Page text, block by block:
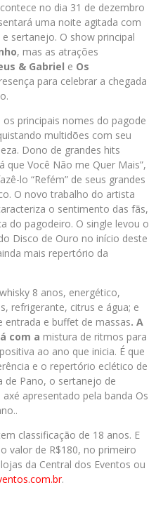
no dia 31 de dezembro
uma noite agitada com
sertanejo. O show principal
, mas as atrações
& Gabriel e Os
para celebrar a chegada
principais nomes do pagode
multidões com seu
Dono de grandes hits
que Você Não me Quer Mais”,
lo “Refém” de seus grandes
O novo trabalho do artista
o sentimento das fãs,
do pagodeiro. O single levou o
Disco de Ouro no início deste
mais repertório da
8 anos, energético,
refrigerante, citrus e água; e
e buffet de massas. A
com a mistura de ritmos para
ao ano que inicia. É que
e o repertório eclético de
de Pano, o sertanejo de
apresentado pela banda Os
classificação de 18 anos. E
valor de R$180, no primeiro
da Central dos Eventos ou
.